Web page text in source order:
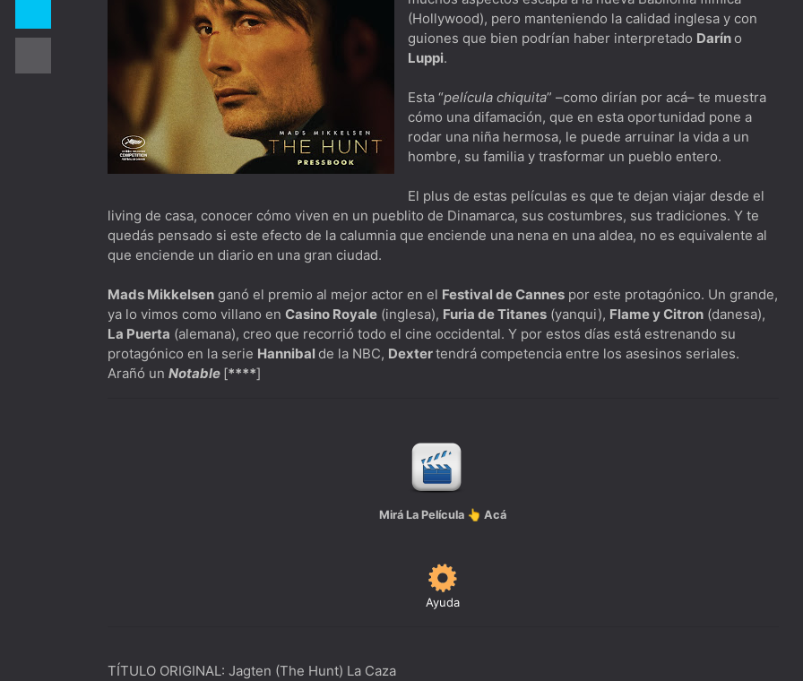
El Gerente [***] Este año te quiero ver...
The Bear [***] Ambiente laboral al horno
The West Wing [*****] Hablemos de política mientras caminamos por los pasillos
Dimension 404 [***] Para los nostálgicos de La Dimensión Desconocida
The Playlist [****] Spotify desde todo punto de vista
The Peripheral [*****] De los creadores de Westworld
The Old Man [****] Quiero envejecer como Jeff Bridges
(Hollywood), pero manteniendo la calidad inglesa y con
guiones que bien podrían haber interpretado Daríno
Luppi.
Esta “película chiquita” –como dirían por acá– te muestra
cómo una difamación, que en esta oportunidad pone a
rodar una niña hermosa, le puede arruinar la vida a un
hombre, su familia y trasformar un pueblo entero.
El plus de estas películas es que te dejan viajar desde el
living de casa, conocer cómo viven en un pueblito de Dinamarca, sus costumbres, sus tradiciones. Y te
quedás pensado si este efecto de la calumnia que enciende una nena en una aldea, no es equivalente al
que enciende un diario en una gran ciudad.
Mads Mikkelsen ganó el premio al mejor actor en el Festival de Cannes por este protagónico. Un grande,
ya lo vimos como villano en Casino Royale (inglesa), Furia de Titanes (yanqui), Flame y Citron (danesa),
La Puerta (alemana), creo que recorrió todo el cine occidental. Y por estos días está estrenando su
protagónico en la serie Hannibalde la NBC, Dextertendrá competencia entre los asesinos seriales.
Arañó un Notable [****]
Mirá La Película 👆 Acá
Ayuda
TÍTULO ORIGINAL: Jagten (The Hunt) La Caza